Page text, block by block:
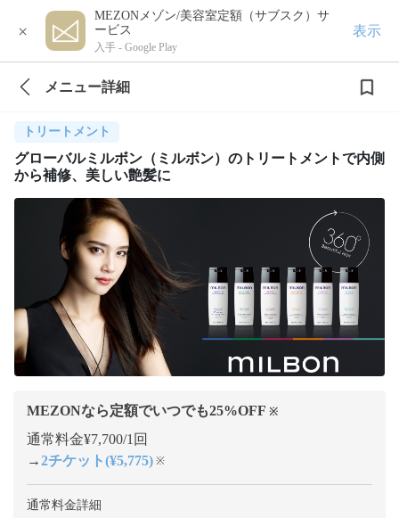
×
MEZONメゾン/美容室定額（サブスク）サ
ービス
入手 - Google Play
表示
メニュー詳細
トリートメント
グローバルミルボン（ミルボン）のトリートメントで内側
から補修、美しい艶髪に
MEZONなら定額でいつでも25%OFF ※
通常料金¥7,700/1回
→2チケット(¥5,775) ※
通常料金詳細